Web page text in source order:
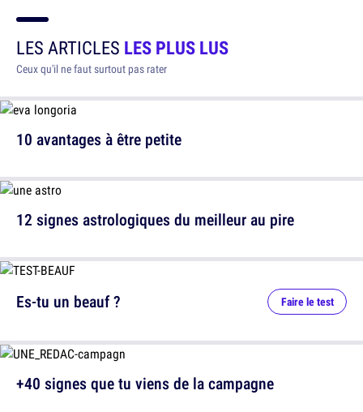
LES ARTICLES LES PLUS LUS
Ceux qu'il ne faut surtout pas rater
10 avantages à être petite
12 signes astrologiques du meilleur au pire
Es-tu un beauf ? Faire le test
+40 signes que tu viens de la campagne